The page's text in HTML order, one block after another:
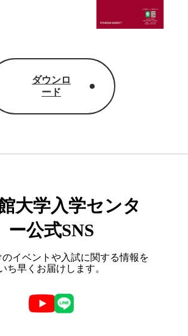
ダウンロ
ード
大学入学センタ
ー公式SNS
のイベントや入試に関する情報を
ち早くお届けします。